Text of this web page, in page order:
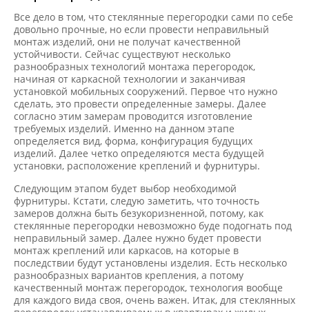
Все дело в том, что стеклянные перегородки сами по себе
довольно прочные, но если провести неправильный
монтаж изделий, они не получат качественной
устойчивости. Сейчас существуют несколько
разнообразных технологий монтажа перегородок,
начиная от каркасной технологии и заканчивая
установкой мобильных сооружений. Первое что нужно
сделать, это провести определенные замеры. Далее
согласно этим замерам проводится изготовление
требуемых изделий. Именно на данном этапе
определяется вид, форма, конфигурация будущих
изделий. Далее четко определяются места будущей
установки, расположение креплений и фурнитуры.
Следующим этапом будет выбор необходимой
фурнитуры. Кстати, следую заметить, что точность
замеров должна быть безукоризненной, потому, как
стеклянные перегородки невозможно буде подогнать под
неправильный замер. Далее нужно будет провести
монтаж креплений или каркасов, на которые в
последствии будут установлены изделия. Есть несколько
разнообразных вариантов крепления, а потому
качественный монтаж перегородок, технология вообще
для каждого вида своя, очень важен. Итак, для стеклянных